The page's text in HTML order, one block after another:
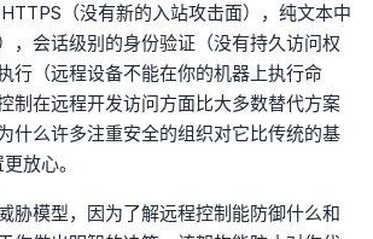
（没有新的入站攻击面），纯文本中
，会话级别的身份验证（没有持久访问权
行（远程设备不能在你的机器上执行命
制在远程开发访问方面比大多数替代方案
什么许多注重安全的组织对它比传统的基
放心。
胁模型，因为了解远程控制能防御什么和